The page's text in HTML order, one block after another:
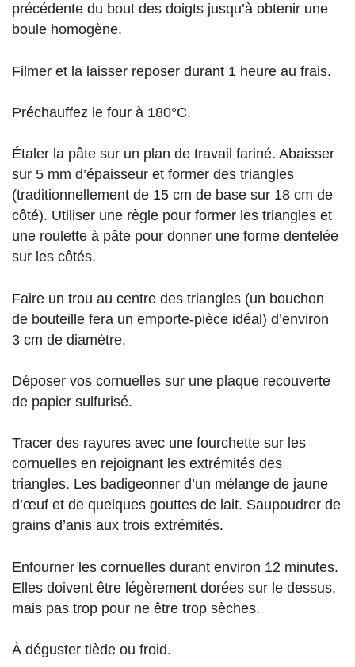
précédente du bout des doigts jusqu’à obtenir une
boule homogène.
Filmer et la laisser reposer durant 1 heure au frais.
Préchauffez le four à 180°C.
Étaler la pâte sur un plan de travail fariné. Abaisser
sur 5 mm d’épaisseur et former des triangles
(traditionnellement de 15 cm de base sur 18 cm de
côté). Utiliser une règle pour former les triangles et
une roulette à pâte pour donner une forme dentelée
sur les côtés.
Faire un trou au centre des triangles (un bouchon
de bouteille fera un emporte-pièce idéal) d’environ
3 cm de diamètre.
Déposer vos cornuelles sur une plaque recouverte
de papier sulfurisé.
Tracer des rayures avec une fourchette sur les
cornuelles en rejoignant les extrémités des
triangles. Les badigeonner d’un mélange de jaune
d’œuf et de quelques gouttes de lait. Saupoudrer de
grains d’anis aux trois extrémités.
Enfourner les cornuelles durant environ 12 minutes.
Elles doivent être légèrement dorées sur le dessus,
mais pas trop pour ne être trop sèches.
À déguster tiède ou froid.